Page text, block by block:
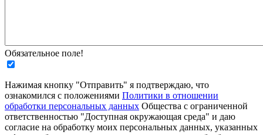
Обязательное поле!
Нажимая кнопку "Отправить" я подтверждаю, что
ознакомился с положениями Политики в отношении
обработки персональных данных Общества с ограниченной
ответственностью "Доступная окружающая среда" и даю
согласие на обработку моих персональных данных, указанных